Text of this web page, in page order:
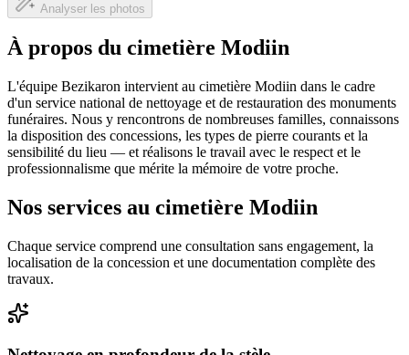
Analyser les photos
À propos du cimetière Modiin
L'équipe Bezikaron intervient au cimetière Modiin dans le cadre
d'un service national de nettoyage et de restauration des monuments
funéraires. Nous y rencontrons de nombreuses familles, connaissons
la disposition des concessions, les types de pierre courants et la
sensibilité du lieu — et réalisons le travail avec le respect et le
professionnalisme que mérite la mémoire de votre proche.
Nos services au cimetière Modiin
Chaque service comprend une consultation sans engagement, la
localisation de la concession et une documentation complète des
travaux.